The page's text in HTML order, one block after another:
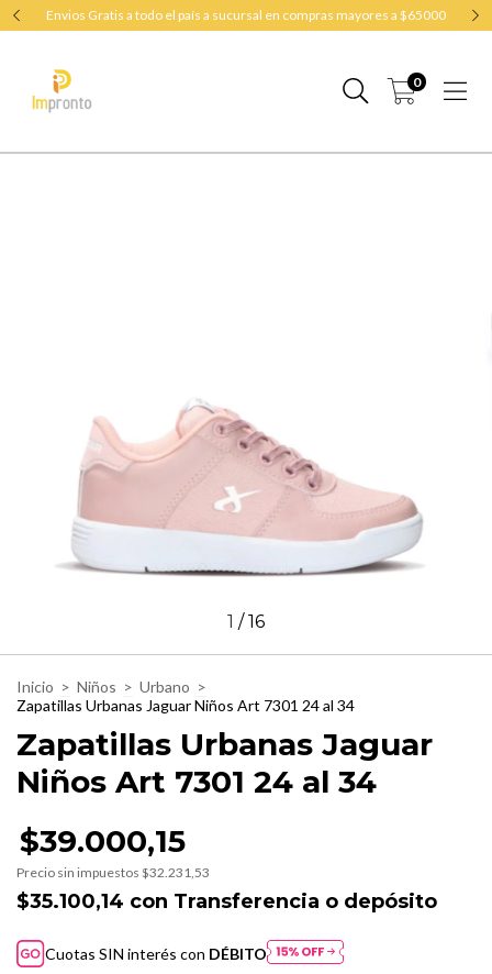
Envios Gratis a todo el país a sucursal en compras mayores a $65000
0
1 /16
Inicio > Niños > Urbano >
Zapatillas Urbanas Jaguar Niños Art 7301 24 al 34
Zapatillas Urbanas Jaguar
Niños Art 7301 24 al 34
$39.000,15
Precio sin impuestos $32.231,53
$35.100,14 con Transferencia o depósito
Cuotas SIN interés con DÉBITO